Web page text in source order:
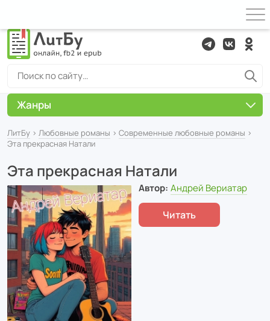
ЛитБу › Любовные романы › Современные любовные романы ›
Эта прекрасная Натали
Эта прекрасная Натали
Автор: Андрей Вериатар
Читать
Жанры